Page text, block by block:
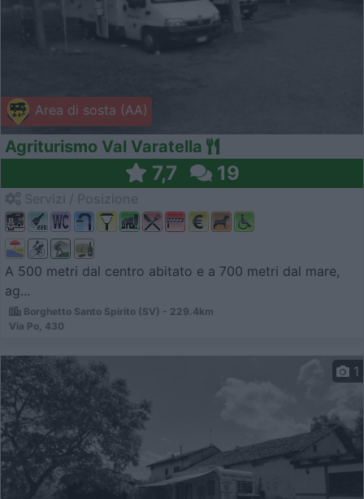
Area di sosta (AA)
Agriturismo Val Varatella
7,7 19
A 500 metri dal centro abitato e a 700 metri dal mare,
ag...
Borghetto Santo Spirito (SV) - 229.4km
Via Po, 430
1